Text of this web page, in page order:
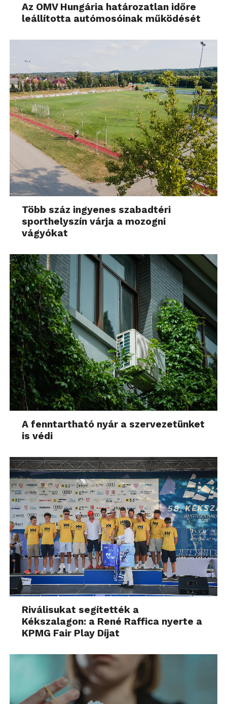
Az OMV Hungária határozatlan időre
leállította autómosóinak működését
Több száz ingyenes szabadtéri
sporthelyszín várja a mozogni
vágyókat
A fenntartható nyár a szervezetünket
is védi
Riválisukat segítették a
Kékszalagon: a René Raffica nyerte a
KPMG Fair Play Díjat